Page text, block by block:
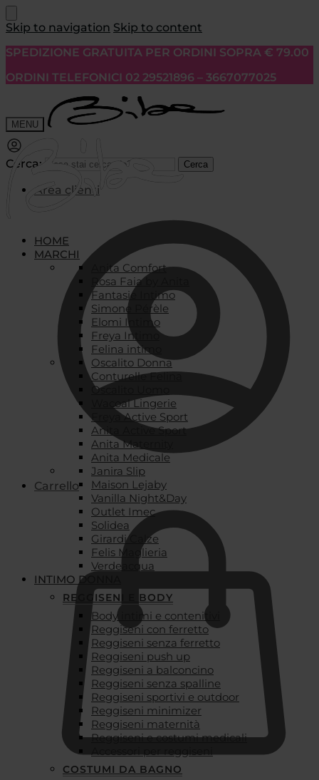
Skip to navigation Skip to content
SPEDIZIONE GRATUITA PER ORDINI SOPRA € 79.00
ORDINI TELEFONICI 02 29521896 – 3667077025
MENU
Cerca: Cerca
Area clienti
Carrello
HOME
MARCHI
Anita Comfort
Rosa Faia by Anita
Fantasie Intimo
Simone Pérèle
Elomi Intimo
Freya Intimo
Felina intimo
Oscalito Donna
Conturelle Felina
Oscalito Uomo
Wacoal Lingerie
Freya Active Sport
Anita Active Sport
Anita Maternity
Anita Medicale
Janira Slip
Maison Lejaby
Vanilla Night&Day
Outlet Imec
Solidea
Girardi Calze
Felis Maglieria
Verdeacqua
INTIMO DONNA
REGGISENI E BODY
Body intimi e contenitivi
Reggiseni con ferretto
Reggiseni senza ferretto
Reggiseni push up
Reggiseni a balconcino
Reggiseni senza spalline
Reggiseni sportivi e outdoor
Reggiseni minimizer
Reggiseni maternità
Reggiseni e costumi medicali
Accessori per reggiseni
COSTUMI DA BAGNO